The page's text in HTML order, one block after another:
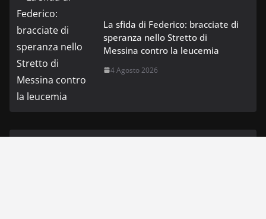
La sfida di Federico: bracciate di
speranza nello Stretto di
Messina contro la leucemia
4 Agosto 2026